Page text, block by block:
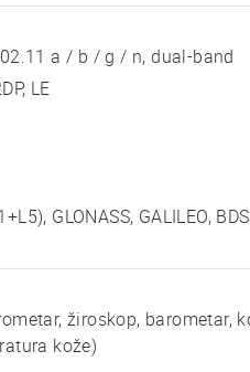
a / b / g / n, dual-band
LE
GLONASS, GALILEO,
žiroskop, barometar,
kože)